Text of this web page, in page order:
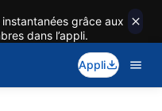
grâce aux
dans l’appli.
Appli